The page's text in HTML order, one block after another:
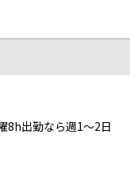
出勤なら週1～2日